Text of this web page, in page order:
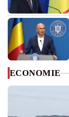
ECONOMIE